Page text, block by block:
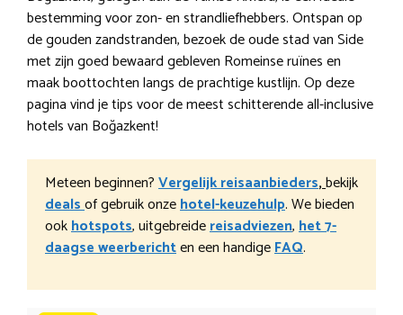
bestemming voor zon- en strandliefhebbers. Ontspan op
de gouden zandstranden, bezoek de oude stad van Side
met zijn goed bewaard gebleven Romeinse ruïnes en
maak boottochten langs de prachtige kustlijn. Op deze
pagina vind je tips voor de meest schitterende all-inclusive
hotels van Boğazkent!
Meteen beginnen?Vergelijk reisaanbieders,bekijk
dealsof gebruik onzehotel-keuzehulp. We bieden
ookhotspots, uitgebreidereisadviezen,het 7-
daagse weerberichten een handigeFAQ.